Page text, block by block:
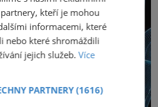
kteří je mohou
informacemi, které
nebo které shromáždili
jejich služeb.Více
PARTNERY(1616)